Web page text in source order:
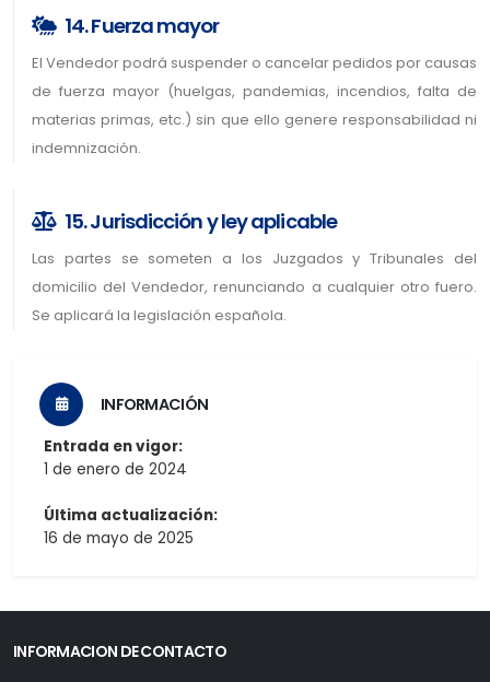
14. Fuerza mayor
El Vendedor podrá suspender o cancelar pedidos por causas
de fuerza mayor (huelgas, pandemias, incendios, falta de
materias primas, etc.) sin que ello genere responsabilidad ni
indemnización.
15. Jurisdicción y ley aplicable
Las partes se someten a los Juzgados y Tribunales del
domicilio del Vendedor, renunciando a cualquier otro fuero.
Se aplicará la legislación española.
INFORMACIÓN
Entrada en vigor:
1 de enero de 2024
Última actualización:
16 de mayo de 2025
INFORMACION DE CONTACTO